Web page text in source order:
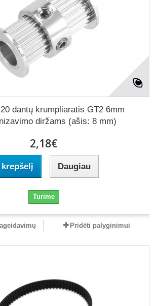
dantų krumpliaratis GT2 6mm
diržams (ašis: 8 mm)
2,18€
krepšelį Daugiau
Turime
Pridėti palyginimui